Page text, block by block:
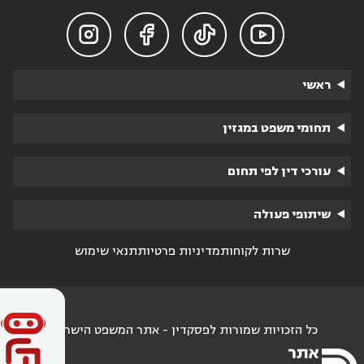




ראשי
תחומי משפט במגזין
עורכי דין לפי תחום
שיתופי פעולה
שרות לקוחותמדיניות פרטיותתנאי שימוש
כל הזכויות שמורות לפסקדין - אתר המשפט הישראלי